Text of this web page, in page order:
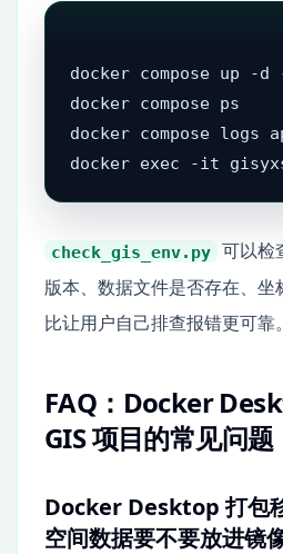
docker compose up -
docker compose ps
docker compose logs
docker exec -it
check_gis_env.py 可以检
版本、数据文件是否存在、
比让用户自己排查报错更可靠。
FAQ：Docker
GIS 项目的常见问题
Docker Desktop 打包
空间数据要不要放进镜